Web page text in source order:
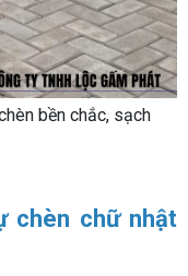
bền chắc, sạch
chèn chữ nhật